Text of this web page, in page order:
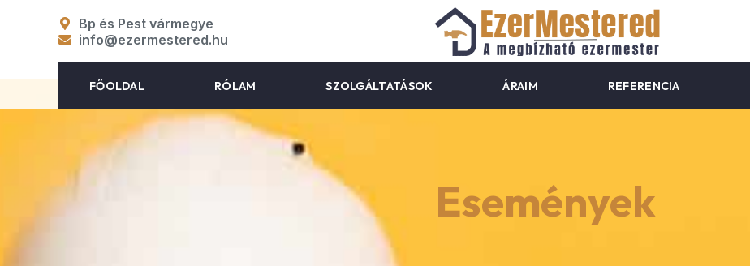
Bp és Pest vármegye
info@ezermestered.hu
FŐOLDAL RÓLAM SZOLGÁLTATÁSOK ÁRAIM REFERENCIA
Események